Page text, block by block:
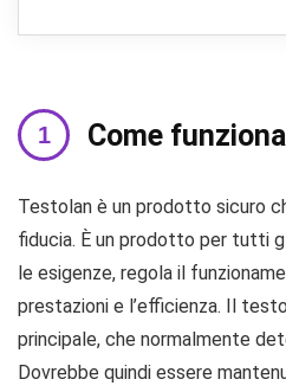
Come
Testolan è un prodotto sicuro
fiducia. È un prodotto per tutti
le esigenze, regola il
prestazioni e l’efficienza. Il
principale, che normalmente
Dovrebbe quindi essere